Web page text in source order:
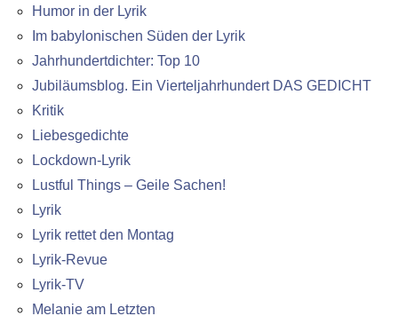
Humor in der Lyrik
Im babylonischen Süden der Lyrik
Jahrhundertdichter: Top 10
Jubiläumsblog. Ein Vierteljahrhundert DAS GEDICHT
Kritik
Liebesgedichte
Lockdown-Lyrik
Lustful Things – Geile Sachen!
Lyrik
Lyrik rettet den Montag
Lyrik-Revue
Lyrik-TV
Melanie am Letzten